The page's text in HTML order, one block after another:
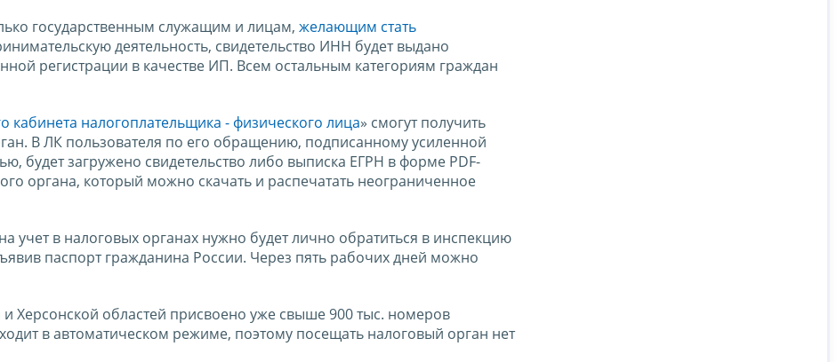
государственным служащим и лицам, желающим стать
деятельность, свидетельство ИНН будет выдано
регистрации в качестве ИП. Всем остальным категориям граждан
кабинета налогоплательщика - физического лица» смогут получить
В ЛК пользователя по его обращению, подписанному усиленной
будет загружено свидетельство либо выписка ЕГРН в форме PDF-
органа, который можно скачать и распечатать неограниченное
учет в налоговых органах нужно будет лично обратиться в инспекцию
паспорт гражданина России. Через пять рабочих дней можно
Херсонской областей присвоено уже свыше 900 тыс. номеров
в автоматическом режиме, поэтому посещать налоговый орган нет